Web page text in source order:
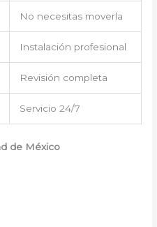
No necesitas moverla
Instalación profesional
Revisión completa
Servicio 24/7
de México